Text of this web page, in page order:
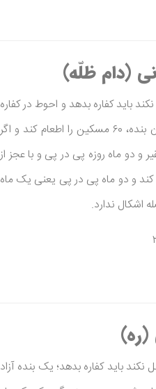
(دام ظلّه)
باید کفاره بدهد و احوط در کفاره
نذر برای کسانی که عاجزند از آزاد کردن بنده، ۶۰ مسکین را اطعام کند و اگر
بود جمع کند بین پوشاندن ۱۰ فقیر و دو ماه روزه پی در پی و با عجز از
کند و دو ماه پی در پی یعنی یک ماه
اشکال ندارد.
(ره)
نکند باید کفاره بدهد؛ یک بنده آزاد